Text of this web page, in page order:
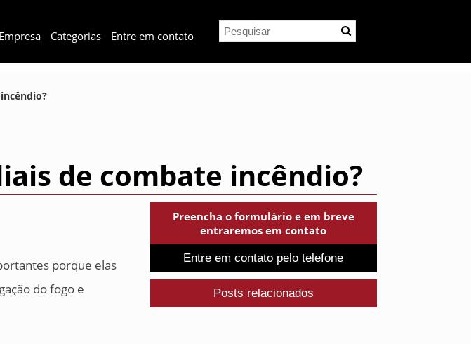
Empresa Categorias Entre em contato
de combate incêndio?
porque elas
do fogo e
Preencha o formulário e em breve
entraremos em contato
Entre em contato pelo telefone
Posts relacionados